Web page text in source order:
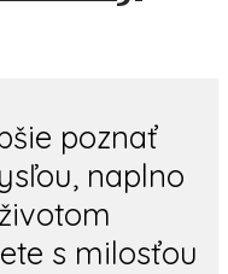
poznať
naplno
s milosťou